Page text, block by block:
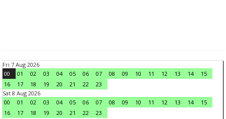
Fri 7 Aug 2026
00
01 02 03 04 05 06 07 08 09 10 11 12 13 14
15
16
17 18 19 20 21 22
23
Sat 8 Aug 2026
00
01 02 03 04 05 06 07 08 09 10 11 12 13 14
15
16
17 18 19 20 21 22
23